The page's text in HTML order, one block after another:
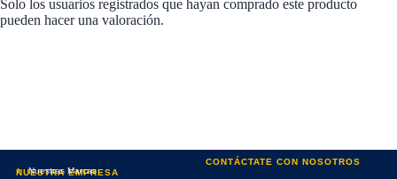
Solo los usuarios registrados que hayan comprado este producto
pueden hacer una valoración.
NUESTRA EMPRESA
Nuestras Marcas
CONTÁCTATE CON NOSOTROS